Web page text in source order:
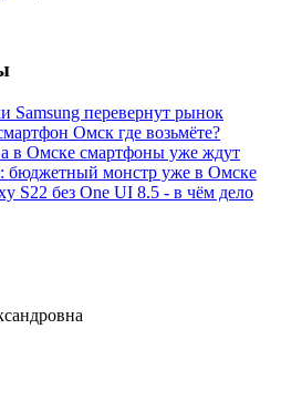
Samsung перевернут рынок
Омск где возьмёте?
в Омске смартфоны уже ждут
бюджетный монстр уже в Омске
S22 без One UI 8.5 - в чём дело